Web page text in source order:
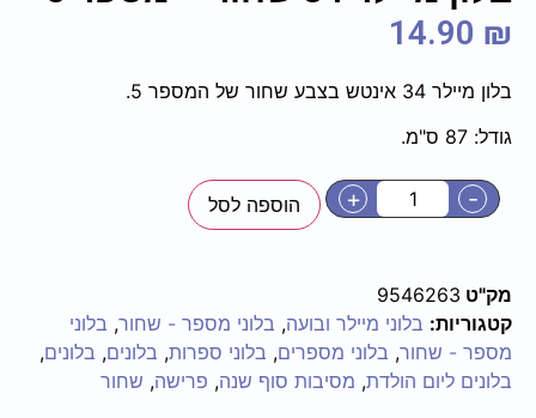
14.90 ₪
בלון מיילר 34 אינטש בצבע שחור של המספר 5.
גודל: 87 ס"מ.
-
+ הוספה לסל
מק"ט 9546263
קטגוריות: בלוני מיילר ובועה, בלוני מספר - שחור, בלוני
מספר - שחור, בלוני מספרים, בלוני ספרות, בלונים, בלונים,
בלונים ליום הולדת, מסיבות סוף שנה, פרישה, שחור